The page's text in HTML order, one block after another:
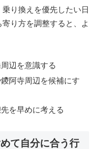
り換えを優先したい日
り方を調整すると、よ
辺を意識する
阿寺周辺を候補にす
を早めに考える
て自分に合う行